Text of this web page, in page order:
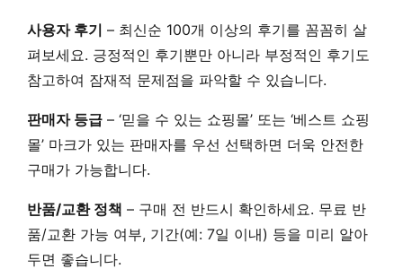
사용자 후기 – 최신순 100개 이상의 후기를 꼼꼼히 살
펴보세요. 긍정적인 후기뿐만 아니라 부정적인 후기도
참고하여 잠재적 문제점을 파악할 수 있습니다.
판매자 등급 – ‘믿을 수 있는 쇼핑몰’ 또는 ‘베스트 쇼핑
몰’ 마크가 있는 판매자를 우선 선택하면 더욱 안전한
구매가 가능합니다.
반품/교환 정책 – 구매 전 반드시 확인하세요. 무료 반
품/교환 가능 여부, 기간(예: 7일 이내) 등을 미리 알아
두면 좋습니다.